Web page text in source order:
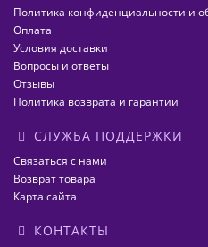
Политика конфиденциальности и
Оплата
Условия доставки
Вопросы и ответы
Отзывы
Политика возврата и гарантии
СЛУЖБА ПОДДЕРЖКИ
Связаться с нами
Возврат товара
Карта сайта
КОНТАКТЫ